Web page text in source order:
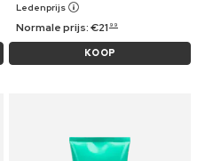
Ledenprijs
Normale prijs:€21 99
KOOP